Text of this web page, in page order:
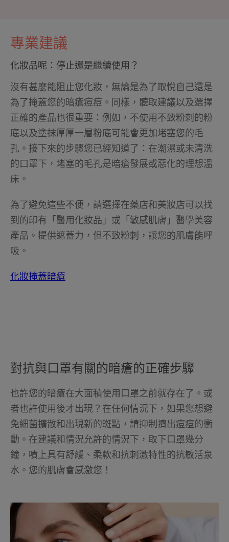
專業建議
化妝品呢：停止還是繼續使用？
沒有甚麼能阻止您化妝，無論是為了取悅自己還是
為了掩蓋您的暗瘡痘痘。同樣，聽取建議以及選擇
正確的產品也很重要：例如，不使用不致粉刺的粉
底以及塗抹厚厚一層粉底可能會更加堵塞您的毛
孔。接下來的步驟您已經知道了：在潮濕或未清洗
的口罩下，堵塞的毛孔是暗瘡發展或惡化的理想溫
床。
為了避免這些不便，請選擇在藥店和美妝店可以找
到的印有「醫用化妝品」或「敏感肌膚」醫學美容
產品。提供遮蓋力，但不致粉刺，讓您的肌膚能呼
吸。
化妝掩蓋暗瘡
對抗與口罩有關的暗瘡的正確步驟
也許您的暗瘡在大面積使用口罩之前就存在了。或
者也許使用後才出現？在任何情況下，如果您想避
免細菌擴散和出現新的斑點，請抑制擠出痘痘的衝
動。在建議和情況允許的情況下，取下口罩幾分
鐘，噴上具有舒緩、柔軟和抗刺激特性的抗敏活泉
水。您的肌膚會感激您！